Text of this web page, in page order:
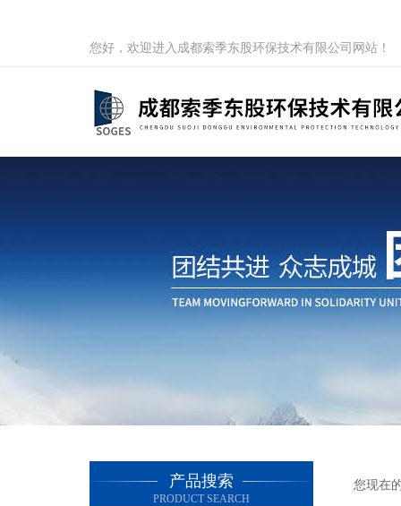
您好，欢迎进入成都索季东股环保技术有限公司网站！
产品搜索
PRODUCT SEARCH
您现在